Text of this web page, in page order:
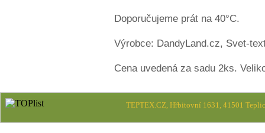
Doporučujeme prát na 40°C.
Výrobce: DandyLand.cz, Svet-
Cena uvedená za sadu 2ks.
TEPTEX.CZ, Hřbitovní 1631, 41501